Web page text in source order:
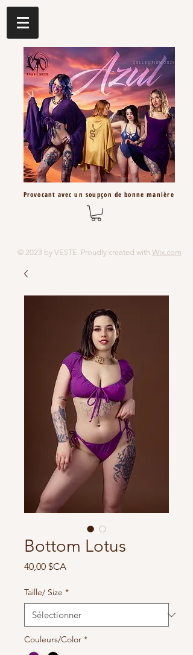
Provocant avec un soupçon de bonne manière
© 2023 by VESTE. Proudly created with Wix.com
Bottom Lotus
40,00 $CAPrix
Taille/ Size *
Couleurs/Color *